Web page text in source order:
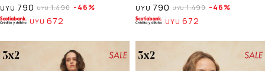
UYU 790 UYU 1.490 46
UYU 672
UYU 790 UYU 1.490 46
UYU 672